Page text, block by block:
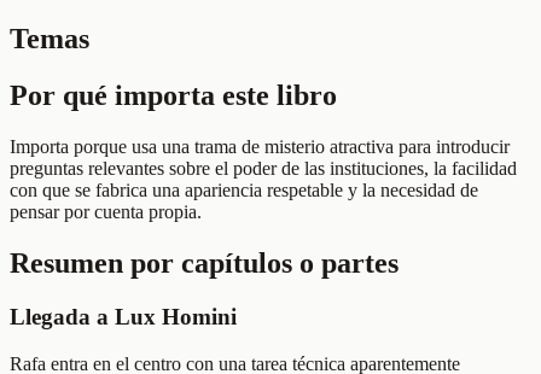
Temas
Por qué importa este libro
Importa porque usa una trama de misterio atractiva para introducir
preguntas relevantes sobre el poder de las instituciones, la facilidad
con que se fabrica una apariencia respetable y la necesidad de
pensar por cuenta propia.
Resumen por capítulos o partes
Llegada a Lux Homini
Rafa entra en el centro con una tarea técnica aparentemente